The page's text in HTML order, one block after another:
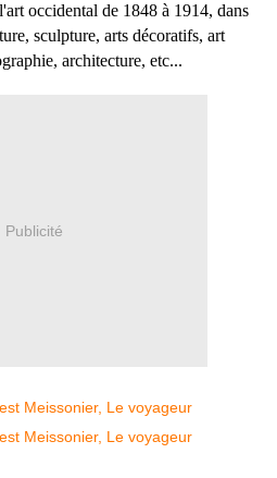
occidental de 1848 à 1914, dans
sculpture, arts décoratifs, art
architecture, etc...
Publicité